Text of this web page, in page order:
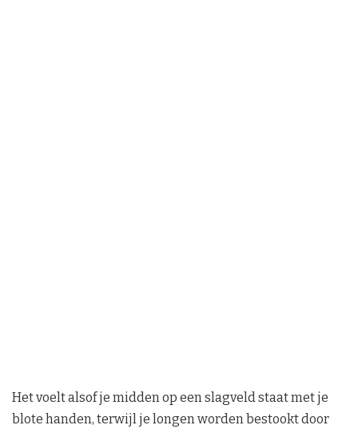
Het voelt alsof je midden op een slagveld staat met je
blote handen, terwijl je longen worden bestookt door